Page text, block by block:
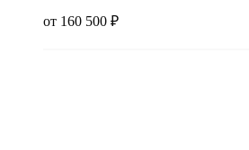
от 160 500 ₽